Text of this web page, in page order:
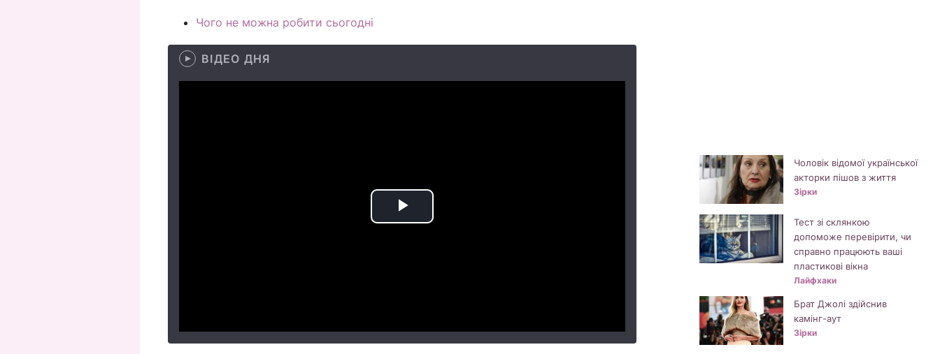
Чого не можна робити сьогодні
ВІДЕО ДНЯ
Play
Чоловік відомої української
акторки пішов з життя
Зірки
Тест зі склянкою
допоможе перевірити, чи
справно працюють ваші
пластикові вікна
Лайфхаки
Брат Джолі здійснив
камінг-аут
Зірки